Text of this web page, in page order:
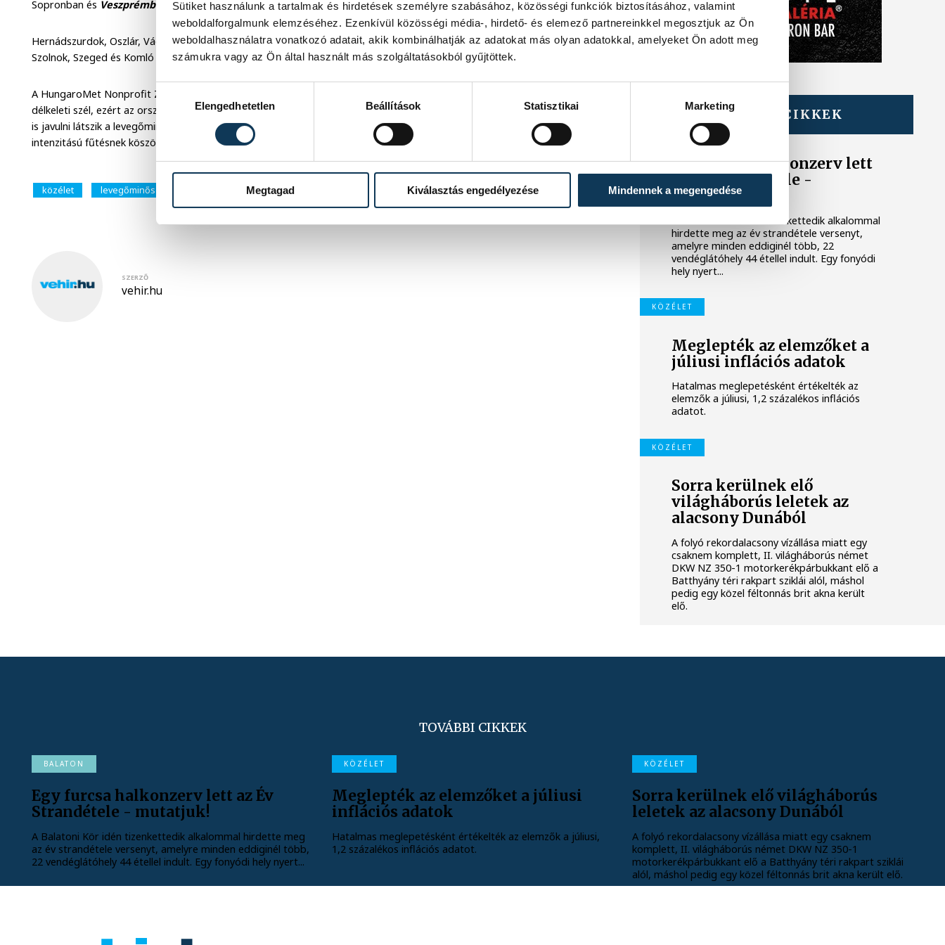
Sütiket használunk a tartalmak és hirdetések személyre szabásához, közösségi funkciók biztosításához, valamint
weboldalforgalmunk elemzéséhez. Ezenkívül közösségi média-, hirdető- és elemező partnereinkkel megosztjuk az Ön
weboldalhasználatra vonatkozó adatait, akik kombinálhatják az adatokat más olyan adatokkal, amelyeket Ön adott meg
számukra vagy az Ön által használt más szolgáltatásokból gyűjtöttek.
Hozzájárulás kiválasztása
Elengedhetetlen
Beállítások Statisztikai Marketing
Megtagad Kiválasztás engedélyezése Mindennek a megengedése
Sopronban és Veszprémben a mérések adatai szerint a levegő minősége egészségtelen.
Hernádszurdok, Oszlár, Vác, Dorog, Dunaújváros, Pécs és Sarród levegőjének minősége kifogásolt.
Szolnok, Szeged és Komló mérőállomása elfogadható értéket rögzített.
A HungaroMet Nonprofit Zrt. előrejelzése szerint kedden és szerdán helyenként megélénkülhet a
délkeleti szél, ezért az ország nagy részén várhatóan javul a levegő minősége. Keleten, északkeleten
is javulni látszik a levegőminőség, amely elsősorban az emelkedő hőmérsékletnek és a csökkenő
intenzitású fűtésnek köszönhető.
közélet levegőminőség
SZERZŐ
vehir.hu
TOVÁBBI CIKKEK
BALATON
Egy furcsa halkonzerv lett
az Év Strandétele -
mutatjuk!
A Balatoni Kör idén tizenkettedik alkalommal
hirdette meg az év strandétele versenyt,
amelyre minden eddiginél több, 22
vendéglátóhely 44 étellel indult. Egy fonyódi
hely nyert...
KÖZÉLET
Meglepték az elemzőket a
júliusi inflációs adatok
Hatalmas meglepetésként értékelték az
elemzők a júliusi, 1,2 százalékos inflációs
adatot.
KÖZÉLET
Sorra kerülnek elő
világháborús leletek az
alacsony Dunából
A folyó rekordalacsony vízállása miatt egy
csaknem komplett, II. világháborús német
DKW NZ 350-1 motorkerékpárbukkant elő a
Batthyány téri rakpart sziklái alól, máshol
pedig egy közel féltonnás brit akna került
elő.
TOVÁBBI CIKKEK
BALATON
Egy furcsa halkonzerv lett az Év
Strandétele - mutatjuk!
A Balatoni Kör idén tizenkettedik alkalommal hirdette meg
az év strandétele versenyt, amelyre minden eddiginél több,
22 vendéglátóhely 44 étellel indult. Egy fonyódi hely nyert...
KÖZÉLET
Meglepték az elemzőket a júliusi
inflációs adatok
Hatalmas meglepetésként értékelték az elemzők a júliusi,
1,2 százalékos inflációs adatot.
KÖZÉLET
Sorra kerülnek elő világháborús
leletek az alacsony Dunából
A folyó rekordalacsony vízállása miatt egy csaknem
komplett, II. világháborús német DKW NZ 350-1
motorkerékpárbukkant elő a Batthyány téri rakpart sziklái
alól, máshol pedig egy közel féltonnás brit akna került elő.